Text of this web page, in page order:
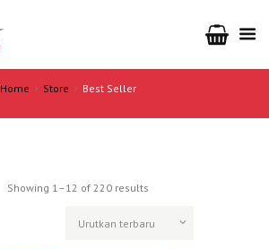
Home Store Best Seller
Showing 1–12 of 220 results